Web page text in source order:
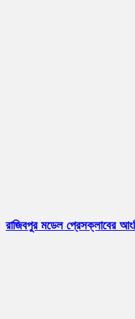
রাজিবপুর মডেল প্রেসক্লাবের